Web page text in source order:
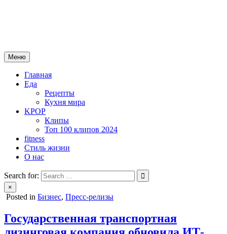
Меню
Главная
Еда
Рецепты
Кухня мира
KPOP
Клипы
Топ 100 клипов 2024
fitness
Стиль жизни
О нас
Search for:
×
Posted in Бизнес, Пресс-релизы
Государственная транспортная